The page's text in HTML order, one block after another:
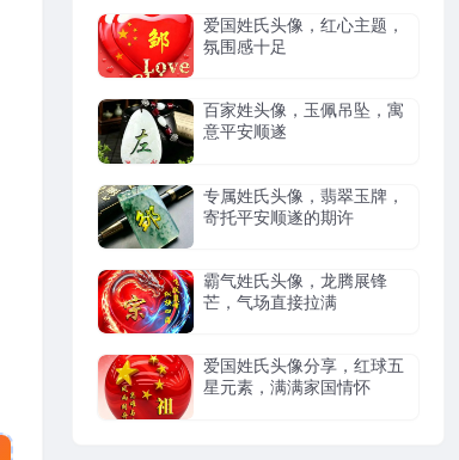
爱国姓氏头像，红心主题，
氛围感十足
百家姓头像，玉佩吊坠，寓
意平安顺遂
专属姓氏头像，翡翠玉牌，
寄托平安顺遂的期许
霸气姓氏头像，龙腾展锋
芒，气场直接拉满
爱国姓氏头像分享，红球五
星元素，满满家国情怀